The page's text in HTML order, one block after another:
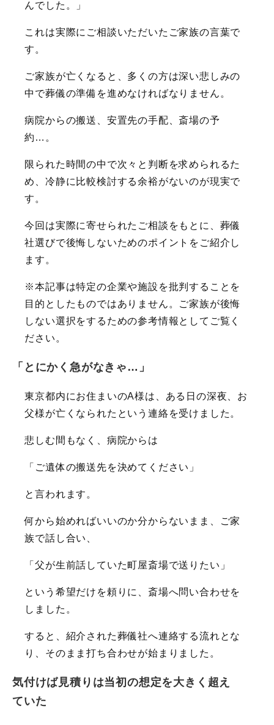
んでした。」
これは実際にご相談いただいたご家族の言葉で
す。
ご家族が亡くなると、多くの方は深い悲しみの
中で葬儀の準備を進めなければなりません。
病院からの搬送、安置先の手配、斎場の予
約…。
限られた時間の中で次々と判断を求められるた
め、冷静に比較検討する余裕がないのが現実で
す。
今回は実際に寄せられたご相談をもとに、葬儀
社選びで後悔しないためのポイントをご紹介し
ます。
※本記事は特定の企業や施設を批判することを
目的としたものではありません。ご家族が後悔
しない選択をするための参考情報としてご覧く
ださい。
「とにかく急がなきゃ…」
東京都内にお住まいのA様は、ある日の深夜、お
父様が亡くなられたという連絡を受けました。
悲しむ間もなく、病院からは
「ご遺体の搬送先を決めてください」
と言われます。
何から始めればいいのか分からないまま、ご家
族で話し合い、
「父が生前話していた町屋斎場で送りたい」
という希望だけを頼りに、斎場へ問い合わせを
しました。
すると、紹介された葬儀社へ連絡する流れとな
り、そのまま打ち合わせが始まりました。
気付けば見積りは当初の想定を大きく超え
ていた